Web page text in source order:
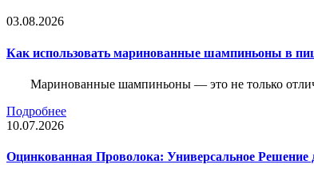
03.08.2026
Как использовать маринованные шампиньоны в
Маринованные шампиньоны — это не только
Подробнее
10.07.2026
Оцинкованная Проволока: Универсальное Решение